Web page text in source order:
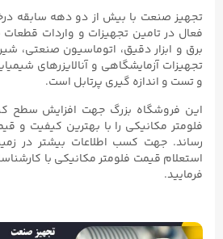
تجهیز صنعت با بیش از دو دهه سابقه
فعال در تامین تجهیزات و واردات
برق و ابزار دقیق، اتوماسیون صنعتی،
تجهیزات آزمایشگاهی و آنالایزرهای
و تست و اندازه گیری پرتابل است.
این فروشگاه بزرگ جهت افزایش سطح
فلومتر مکانیکی را با بهترین کیفیت
رساند. جهت کسب اطلاعات بیشتر در
استعلام قیمت فلومتر مکانیکی با
فرمایید.